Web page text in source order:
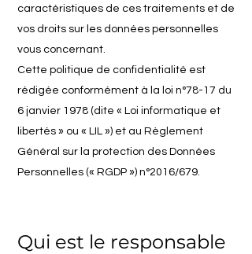
caractéristiques de ces traitements et de
vos droits sur les données personnelles
vous concernant.
Cette politique de confidentialité est
rédigée conformément à la loi n°78-17 du
6 janvier 1978 (dite « Loi informatique et
libertés » ou « LIL ») et au Règlement
Général sur la protection des Données
Personnelles (« RGDP ») n°2016/679.
Qui est le responsable